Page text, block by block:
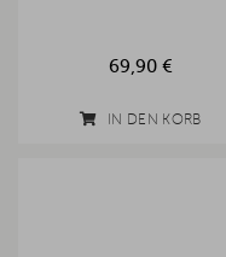
69,90 €
IN DEN KORB